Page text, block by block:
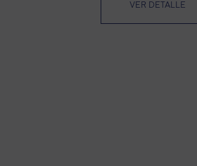
VER DETALLE